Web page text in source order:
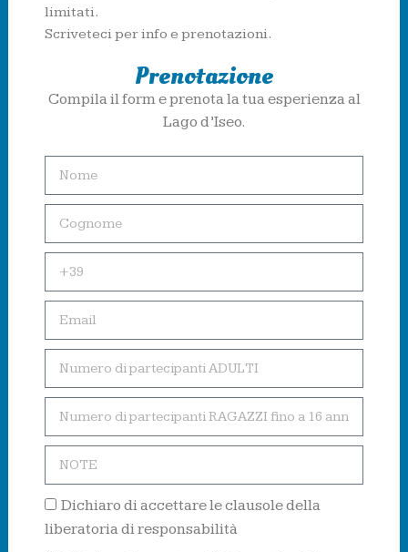
limitati.
Scriveteci per info e prenotazioni.
Prenotazione
Compila il form e prenota la tua esperienza al
Lago d’Iseo.
Dichiaro di accettare le clausole della
liberatoria di responsabilità